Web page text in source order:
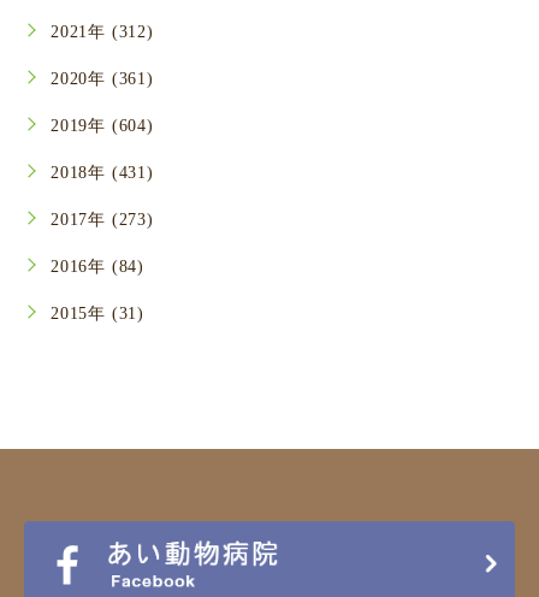
2021年 (312)
2020年 (361)
2019年 (604)
2018年 (431)
2017年 (273)
2016年 (84)
2015年 (31)